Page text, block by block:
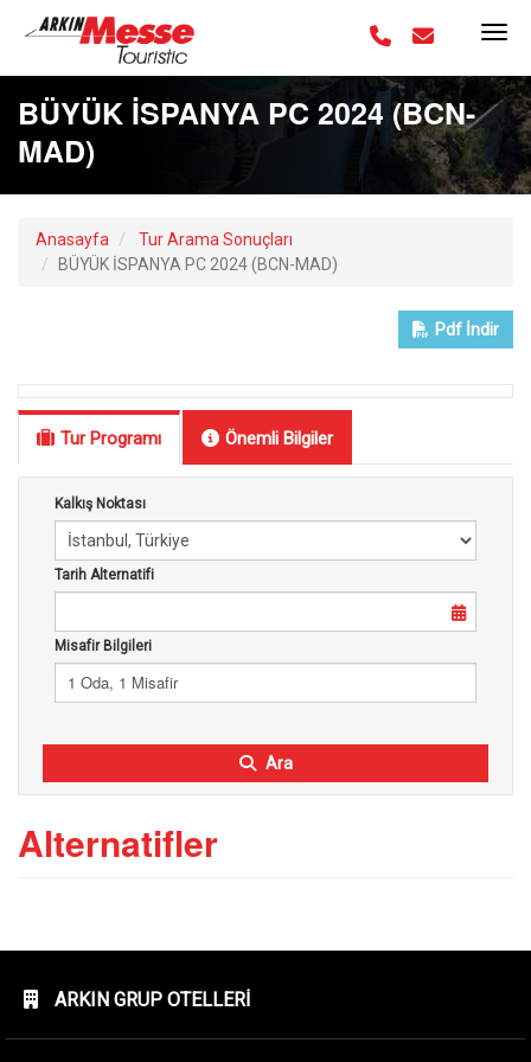
BÜYÜK İSPANYA PC 2024 (BCN-
MAD)
Anasayfa
Tur Arama Sonuçları
BÜYÜK İSPANYA PC 2024 (BCN-MAD)
Pdf İndir
Tur Programı Önemli Bilgiler
Kalkış Noktası
Tarih Alternatifi
Misafir Bilgileri
1 Oda, 1 Misafir
Ara
Alternatifler
ARKIN GRUP OTELLERI